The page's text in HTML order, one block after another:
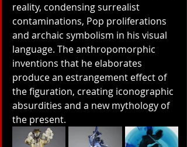
reality, condensing surrealist
contaminations, Pop proliferations
and archaic symbolism in his visual
language. The anthropomorphic
inventions that he elaborates
produce an estrangement effect of
the figuration, creating iconographic
absurdities and a new mythology of
the present.